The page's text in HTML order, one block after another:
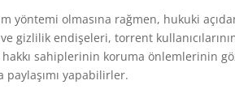
yöntemi olmasına rağmen, hukuki
gizlilik endişeleri, torrent
sahiplerinin koruma önlemlerinin
yapabilirler.